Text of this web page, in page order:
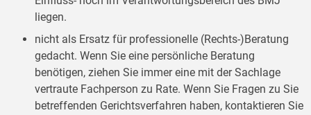
liegen.
nicht als Ersatz für professionelle (Rechts-)Beratung
gedacht. Wenn Sie eine persönliche Beratung
benötigen, ziehen Sie immer eine mit der Sachlage
vertraute Fachperson zu Rate. Wenn Sie Fragen zu Sie
betreffenden Gerichtsverfahren haben, kontaktieren Sie